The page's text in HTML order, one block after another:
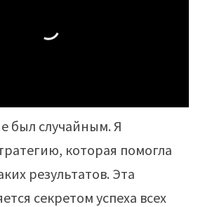
был случайным. Я
которая помогла
результатов. Эта
секретом успеха всех